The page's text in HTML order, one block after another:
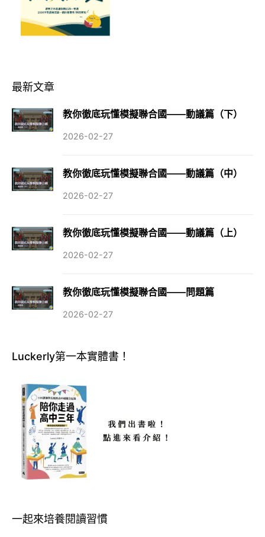
最新文章
教你徹底玩懂模擬聯合國——動議篇（下）
2026-02-27
教你徹底玩懂模擬聯合國——動議篇（中）
2026-02-27
教你徹底玩懂模擬聯合國——動議篇（上）
2026-02-27
教你徹底玩懂模擬聯合國——問題篇
2026-02-27
Luckerly第一本實體書！
一起來培養閱讀習慣